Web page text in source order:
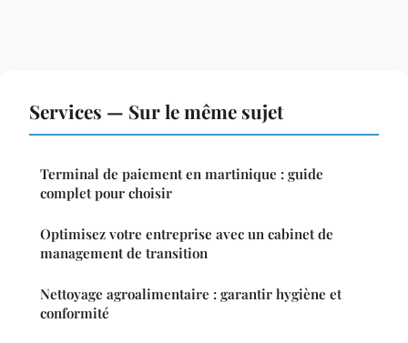
Services — Sur le même sujet
Terminal de paiement en martinique : guide
complet pour choisir
Optimisez votre entreprise avec un cabinet de
management de transition
Nettoyage agroalimentaire : garantir hygiène et
conformité